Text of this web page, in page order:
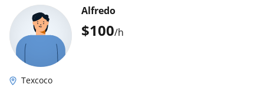
$100/h
Alfredo
Texcoco